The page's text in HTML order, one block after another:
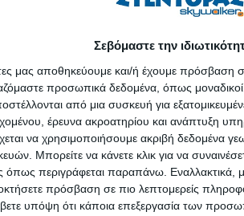
Σεβόμαστε την
μας αποθηκεύουμε και/ή έχουμε
προσωπικά δεδομένα, όπως
από μια συσκευή για
έρευνα ακροατηρίου και ανάπτυξη
να χρησιμοποιήσουμε ακριβή δεδομένα
Μπορείτε να κάνετε κλικ για να
περιγράφεται παραπάνω. Εναλλακτικά,
πρόσβαση σε πιο λεπτομερείς
υπόψη ότι κάποια επεξεργασία των
σύνολο κανόνων που πρότεινε η Ευρωπαϊκή
των 28 κρατών-μελών
στις ηλεκτρονικές επικοινωνίες και,
νόμο, ο οποίος χρειαζόταν ρυθμίσεις
τα προσωπικά δεδομένα. Δεν είναι
άρθρα της ευρωπαϊκής νομοθεσίας
περισσότερο «ομαδικά», με τον
υπάρχουν πρόστιμα, τα οποία χωρίζονται